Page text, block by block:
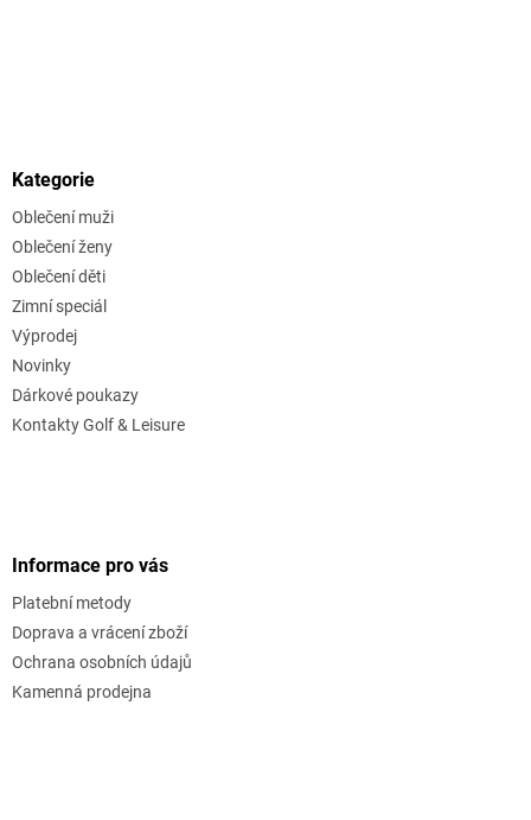
Kategorie
Oblečení muži
Oblečení ženy
Oblečení děti
Zimní speciál
Výprodej
Novinky
Dárkové poukazy
Kontakty Golf & Leisure
Informace pro vás
Platební metody
Doprava a vrácení zboží
Ochrana osobních údajů
Kamenná prodejna